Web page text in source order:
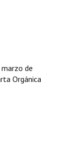
de
Orgánica